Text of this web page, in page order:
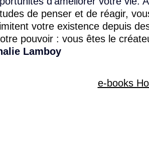
de penser et de réagir,
votre existence depuis
pouvoir : vous êtes le
Lamboy
e-books